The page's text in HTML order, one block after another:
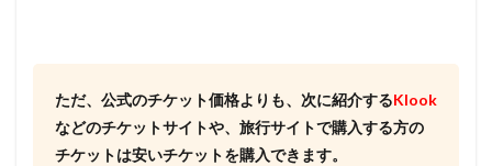
ただ、公式のチケット価格よりも、次に紹介するKlook
などのチケットサイトや、旅行サイトで購入する方の
チケットは安いチケットを購入できます。